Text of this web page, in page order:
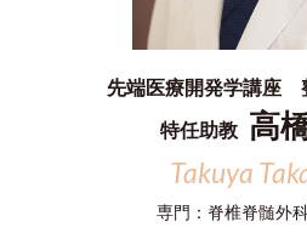
先端医療開発学講座
特任助教 高
Takuya
専門： 脊椎脊髄外